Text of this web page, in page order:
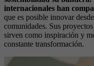
internacionales han
que es posible innovar
comunidades. Sus
sirven como inspiración y
constante transformación.